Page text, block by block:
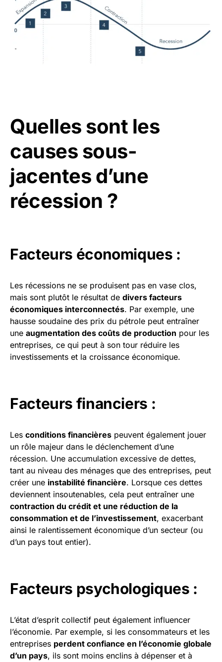
Quelles sont les
causes sous-
jacentes d’une
récession ?
Facteurs économiques :
Les récessions ne se produisent pas en vase clos,
mais sont plutôt le résultat de divers facteurs
économiques interconnectés. Par exemple, une
hausse soudaine des prix du pétrole peut entraîner
une augmentation des coûts de production pour les
entreprises, ce qui peut à son tour réduire les
investissements et la croissance économique.
Facteurs financiers :
Les conditions financières peuvent également jouer
un rôle majeur dans le déclenchement d’une
récession. Une accumulation excessive de dettes,
tant au niveau des ménages que des entreprises, peut
créer une instabilité financière. Lorsque ces dettes
deviennent insoutenables, cela peut entraîner une
contraction du crédit et une réduction de la
consommation et de l’investissement, exacerbant
ainsi le ralentissement économique d’un secteur (ou
d’un pays tout entier).
Facteurs psychologiques :
L’état d’esprit collectif peut également influencer
l’économie. Par exemple, si les consommateurs et les
entreprises perdent confiance en l’économie globale
d’un pays, ils sont moins enclins à dépenser et à